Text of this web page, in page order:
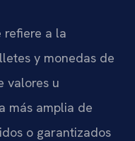
refiere a la
y monedas de
valores u
más amplia de
o garantizados